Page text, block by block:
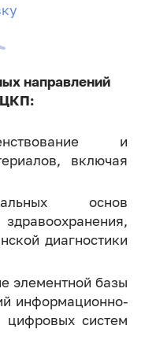
направлений
ЦКП:
и
включая
основ
диагностики
элементной базы
информационно-
цифровых систем